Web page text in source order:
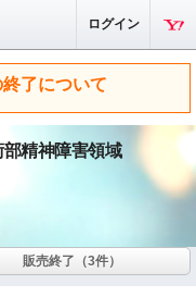
ログイン
了について
精神障害領域
販売終了（3件）